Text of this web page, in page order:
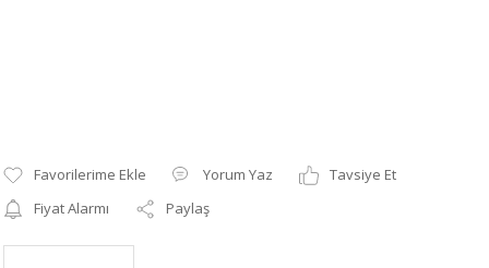
Yorum Yaz
Tavsiye Et
Fiyat Alarmı
Paylaş